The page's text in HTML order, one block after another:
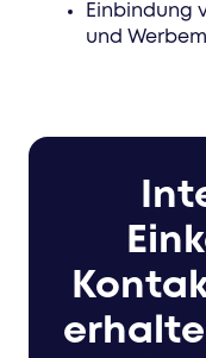
Einbindung
und